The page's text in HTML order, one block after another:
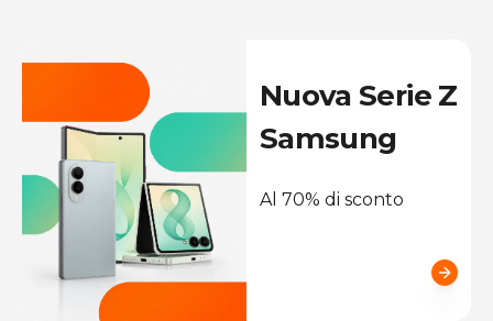
Nuova Serie Z
Samsung
Al 70% di sconto